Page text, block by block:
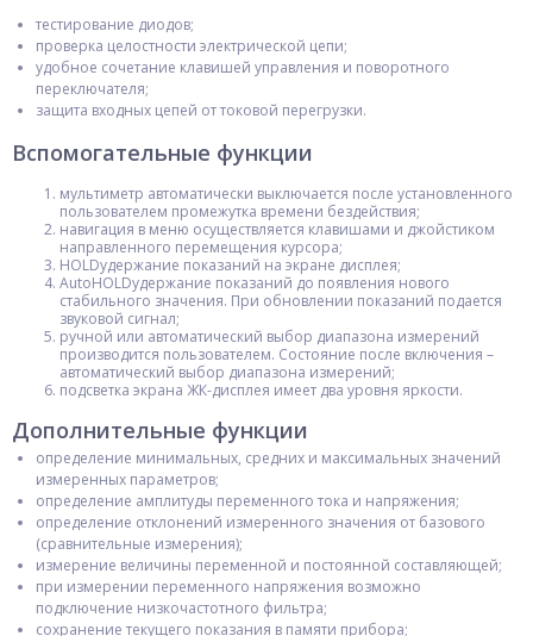
тестирование диодов;
проверка целостности электрической цепи;
удобное сочетание клавишей управления и поворотного
переключателя;
защита входных цепей от токовой перегрузки.
Вспомогательные функции
мультиметр автоматически выключается после установленного
пользователем промежутка времени бездействия;
навигация в меню осуществляется клавишами и джойстиком
направленного перемещения курсора;
HOLDудержание показаний на экране дисплея;
AutoHOLDудержание показаний до появления нового
стабильного значения. При обновлении показаний подается
звуковой сигнал;
ручной или автоматический выбор диапазона измерений
производится пользователем. Состояние после включения –
автоматический выбор диапазона измерений;
подсветка экрана ЖК-дисплея имеет два уровня яркости.
Дополнительные функции
определение минимальных, средних и максимальных значений
измеренных параметров;
определение амплитуды переменного тока и напряжения;
определение отклонений измеренного значения от базового
(сравнительные измерения);
измерение величины переменной и постоянной составляющей;
при измерении переменного напряжения возможно
подключение низкочастотного фильтра;
сохранение текущего показания в памяти прибора;